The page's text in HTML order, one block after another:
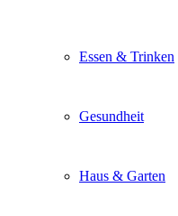
Essen & Trinken
Gesundheit
Haus & Garten